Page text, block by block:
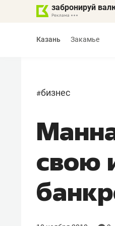
забронируй
Казань Закамье
#бизнес
свою